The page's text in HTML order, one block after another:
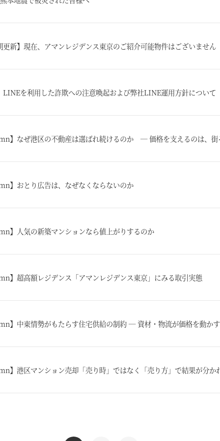
更新】現在、アマンレジデンス東京のご紹介可能物件はございません
LINEを利用した詐欺への注意喚起および弊社LINE運用方針について
】なぜ港区の不動産は選ばれ続けるのか ― 価格を支えるのは、
】おとり広告は、なぜなくならないのか
】人気の新築マンションなら値上がりするのか
】超高額レジデンス「アマンレジデンス東京」にみる取引実態
】中東情勢がもたらす住宅供給の制約 ― 資材・物流が価格を動かす
】港区マンション売却「売り時」ではなく「売り方」で結果が分か